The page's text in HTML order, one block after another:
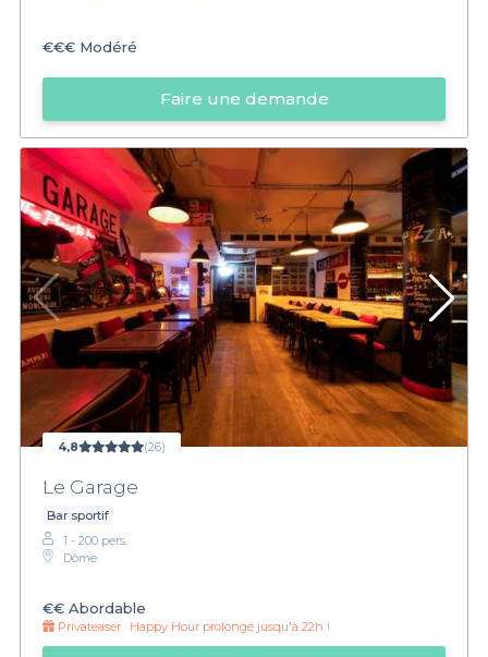
€€€ Modéré
Faire une demande
4,8 (26)
Le Garage
Bar sportif
1 - 200 pers.
Dôme
€€ Abordable
Privateaser : Happy Hour prolongé jusqu'à 22h !